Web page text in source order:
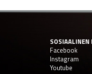
SOSIAALINEN
Facebook
Instagram
Youtube